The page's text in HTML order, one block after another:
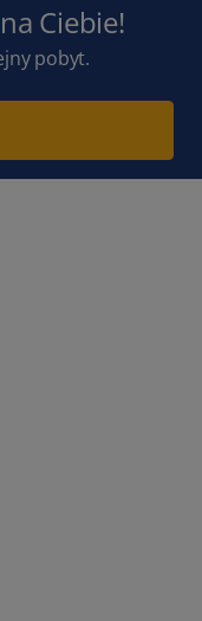
Ciebie!
pobyt.